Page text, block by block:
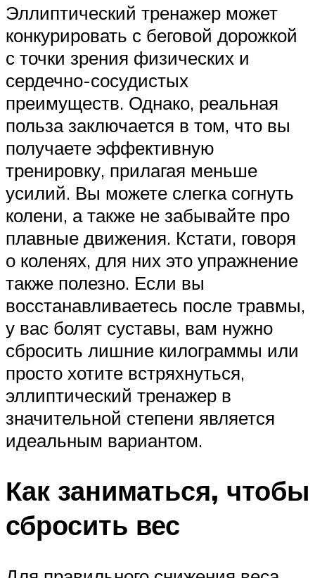
Эллиптический тренажер может
конкурировать с беговой дорожкой
с точки зрения физических и
сердечно-сосудистых
преимуществ. Однако, реальная
польза заключается в том, что вы
получаете эффективную
тренировку, прилагая меньше
усилий. Вы можете слегка согнуть
колени, а также не забывайте про
плавные движения. Кстати, говоря
о коленях, для них это упражнение
также полезно. Если вы
восстанавливаетесь после травмы,
у вас болят суставы, вам нужно
сбросить лишние килограммы или
просто хотите встряхнуться,
эллиптический тренажер в
значительной степени является
идеальным вариантом.
Как заниматься, чтобы
сбросить вес